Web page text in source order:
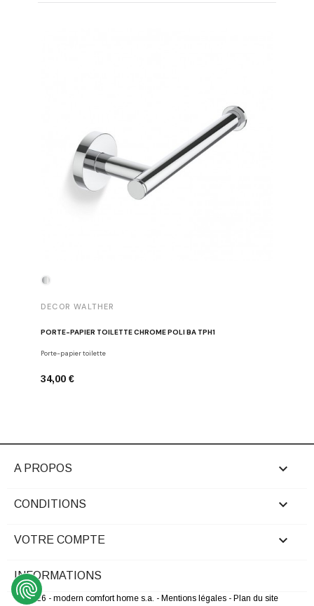
DECOR WALTHER
PORTE-PAPIER TOILETTE CHROME POLI BA TPH1
Porte-papier toilette
34,00 €
A PROPOS 
CONDITIONS 
VOTRE COMPTE 
INFORMATIONS
© 2026 - modern comfort home s.a. - Mentions légales - Plan du site